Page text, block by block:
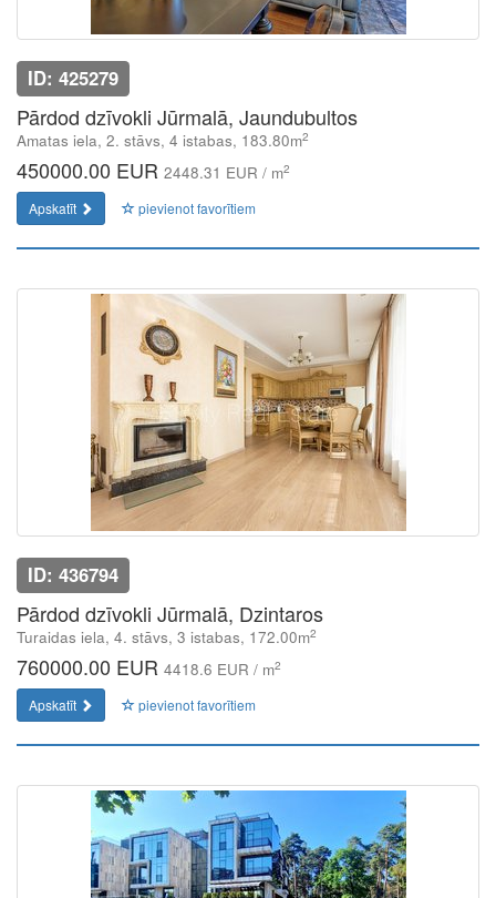
ID: 425279
Pārdod dzīvokli Jūrmalā, Jaundubultos
Amatas iela, 2. stāvs, 4 istabas, 183.80m2
450000.00 EUR 2448.31 EUR / m2
Apskatīt pievienot favorītiem
ID: 436794
Pārdod dzīvokli Jūrmalā, Dzintaros
Turaidas iela, 4. stāvs, 3 istabas, 172.00m2
760000.00 EUR 4418.6 EUR / m2
Apskatīt pievienot favorītiem